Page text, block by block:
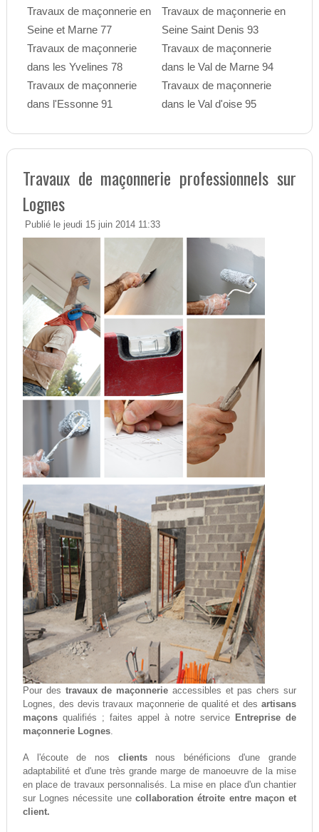
Travaux de maçonnerie en
Seine et Marne 77
Travaux de maçonnerie
dans les Yvelines 78
Travaux de maçonnerie
dans l'Essonne 91
Travaux de maçonnerie en
Seine Saint Denis 93
Travaux de maçonnerie
dans le Val de Marne 94
Travaux de maçonnerie
dans le Val d'oise 95
Travaux de maçonnerie professionnels sur
Lognes
Publié le jeudi 15 juin 2014 11:33
Pour des travaux de maçonnerie accessibles et pas chers sur
Lognes, des devis travaux maçonnerie de qualité et desartisans
maçonsqualifiés ; faites appel à notre service Entreprise de
maçonnerie Lognes.
A l'écoute de nos clientsnous bénéficions d'une grande
adaptabilité et d'une très grande marge de manoeuvre de la mise
en place de travaux personnalisés. La mise en place d'un chantier
sur Lognes nécessite une collaboration étroite entre maçon et
client.